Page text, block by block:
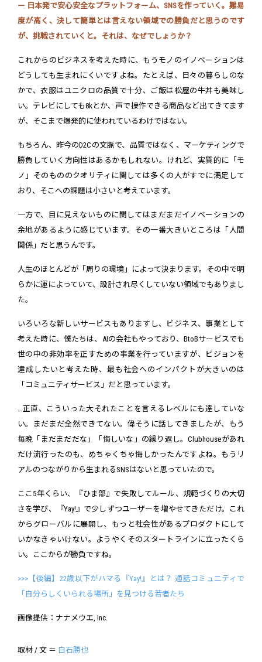
ー 日本発で安心安全なプラットフォーム、SNSを作っていく。難易
度が高く、決して簡単とは言えない領域での勝負だと思うのです
が、挑戦されていくと。それは、なぜでしょうか？
これからのビジネスを考えた時に、もうモノのイノベーションは
どうしても生まれにくいですよね。たとえば、日々の暮らしのな
かで、衣服はユニクロの品質で十分、ご飯は松屋の牛丼も美味し
い。テレビにしても8kとか、声で操作できる商品など出てきてます
が、そこまで爆発的に使われているわけではない。
もちろん、昨今のD2Cの文脈で、品質ではなく、マーケティングで
勝負していく方向性はあるかもしれない。けれど、実質的に「モ
ノ」そのもののクオリティに関しては多くの人がすでに満足して
おり、そこへの課題は小さいと考えています。
一方で、目に見えないものに関してはまだまだイノベーションの
余地があるように感じています。その一番大きいところは「人間
関係」だと思うんです。
人生のほとんどが「周りの環境」によって決まります。その中で明
らかに運によっていて、設計され尽くしていない領域でもありまし
た。
いろいろな新しいサービスもありますし、ビジネス、事業として
考えた時に、僕たちは、AIの会社もやっており、BtoBサービスでも
世の中の非効率を正すための事業を行っていますが、ビジョンを
達成したいと考えた時、最も社会へのインパクトが大きいのは
「コミュニティサービス」だと思っています。
…正直、こういった大それたことを言えるレベルにも達していな
い。まだまだ全然できてない。偉そうに話してきましたが、もう
毎晩「まだまだだな」「悔しいな」の繰り返し。Clubhouseがあれ
だけ流行ったのも、めちゃくちゃ悔しかったんですよね。もうリ
アルのつながりから生まれるSNSはないと思っていたので。
ここ5年くらい、『ひま部』で失敗してルール、規範づくりの大切
さを学び、『Yay!』で少しずつユーザーを増やせてきただけ。これ
からグローバルに展開し、もっと社会性があるプロダクトにして
いかなきゃいけない。ようやくそのスタートラインに立ったくら
い。ここからが勝負ですね。
>>>【後編】22歳以下がハマる『Yay!』とは？ 通話コミュニティで
「自分らしくいられる場所」を見つける若者たち
画像提供：ナナメウエ, Inc.
取材 / 文 ＝ 白石勝也